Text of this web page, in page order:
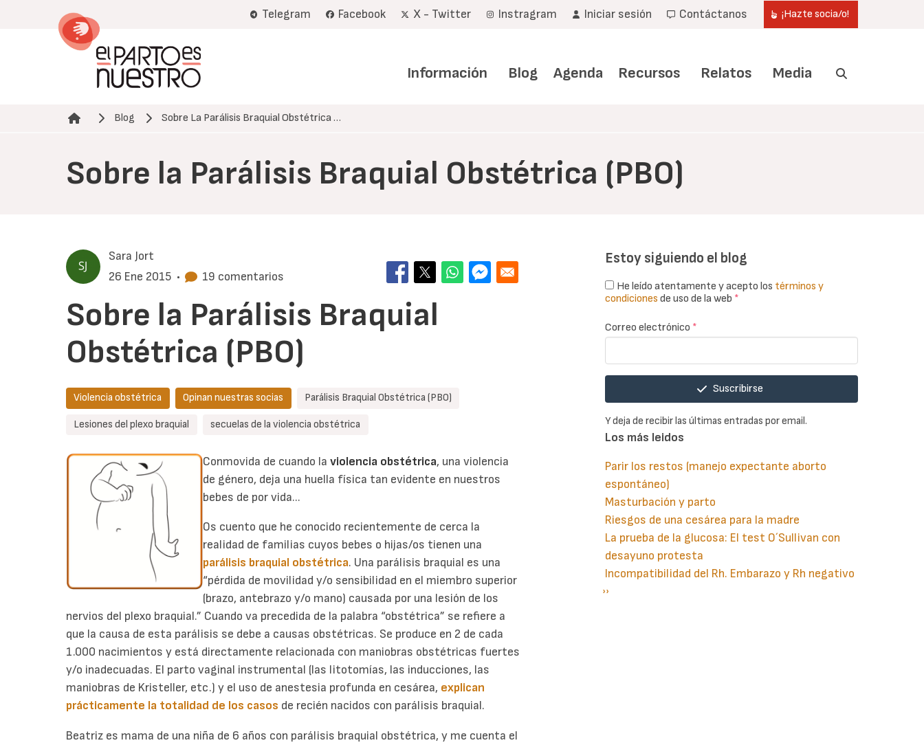
Telegram Facebook X - Twitter Instragram Iniciar sesión Contáctanos ¡Hazte socia/o!
Información Blog Agenda Recursos Relatos Media
Ruta de navegación
Blog Sobre La Parálisis Braquial Obstétrica …
Sobre la Parálisis Braquial Obstétrica (PBO)
Sara Jort
26 Ene 2015 • 19 comentarios
Sobre la Parálisis Braquial
Obstétrica (PBO)
Violencia obstétrica Opinan nuestras socias Parálisis Braquial Obstétrica (PBO)
Lesiones del plexo braquial secuelas de la violencia obstétrica
Conmovida de cuando la violencia obstétrica, una violencia
de género, deja una huella física tan evidente en nuestros
bebes de por vida...
Os cuento que he conocido recientemente de cerca la
realidad de familias cuyos bebes o hijas/os tienen una
parálisis braquial obstétrica. Una parálisis braquial es una
“pérdida de movilidad y/o sensibilidad en el miembro superior
(brazo, antebrazo y/o mano) causada por una lesión de los
nervios del plexo braquial.” Cuando va precedida de la palabra “obstétrica” se refiere a
que la causa de esta parálisis se debe a causas obstétricas. Se produce en 2 de cada
1.000 nacimientos y está directamente relacionada con maniobras obstétricas fuertes
y/o inadecuadas. El parto vaginal instrumental (las litotomías, las inducciones, las
maniobras de Kristeller, etc.) y el uso de anestesia profunda en cesárea, explican
prácticamente la totalidad de los casos de recién nacidos con parálisis braquial.
Beatriz es mama de una niña de 6 años con parálisis braquial obstétrica, y me cuenta el
Estoy siguiendo el blog
He leído atentamente y acepto los términos y
condiciones de uso de la web *
Correo electrónico *
Suscribirse
Y deja de recibir las últimas entradas por email.
Los más leidos
Parir los restos (manejo expectante aborto
espontáneo)
Masturbación y parto
Riesgos de una cesárea para la madre
La prueba de la glucosa: El test O´Sullivan con
desayuno protesta
Incompatibilidad del Rh. Embarazo y Rh negativo
Paginación
Siguiente
››